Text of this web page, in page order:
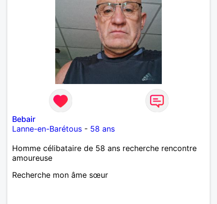
Bebair
Lanne-en-Barétous - 58 ans
Homme célibataire de 58 ans recherche rencontre
amoureuse
Recherche mon âme sœur